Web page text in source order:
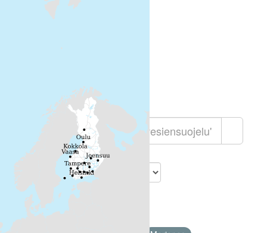
Lajittelu
Löytyi 1 datasettiä